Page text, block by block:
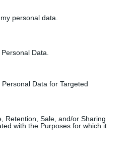
personal data.
Data.
Data for Targeted
Retention, Sale, and/or Sharing
with the Purposes for which it
végzik. A projektvezető,
érkezett, és
valamint a berendezések
cseréje és a gépészet
megnyitóval
projektvezető szerint jó esély
áll.